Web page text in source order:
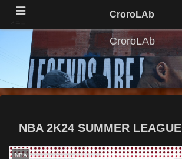
CroroLAb
NBA 2K24 SUMMER LEAGUE
NBA
CroroLAb